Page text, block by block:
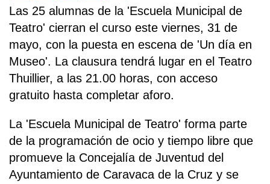
Las 25 alumnas de la 'Escuela Municipal de
Teatro' cierran el curso este viernes, 31 de
mayo, con la puesta en escena de 'Un día en
Museo'. La clausura tendrá lugar en el Teatro
Thuillier, a las 21.00 horas, con acceso
gratuito hasta completar aforo.
La 'Escuela Municipal de Teatro' forma parte
de la programación de ocio y tiempo libre que
promueve la Concejalía de Juventud del
Ayuntamiento de Caravaca de la Cruz y se